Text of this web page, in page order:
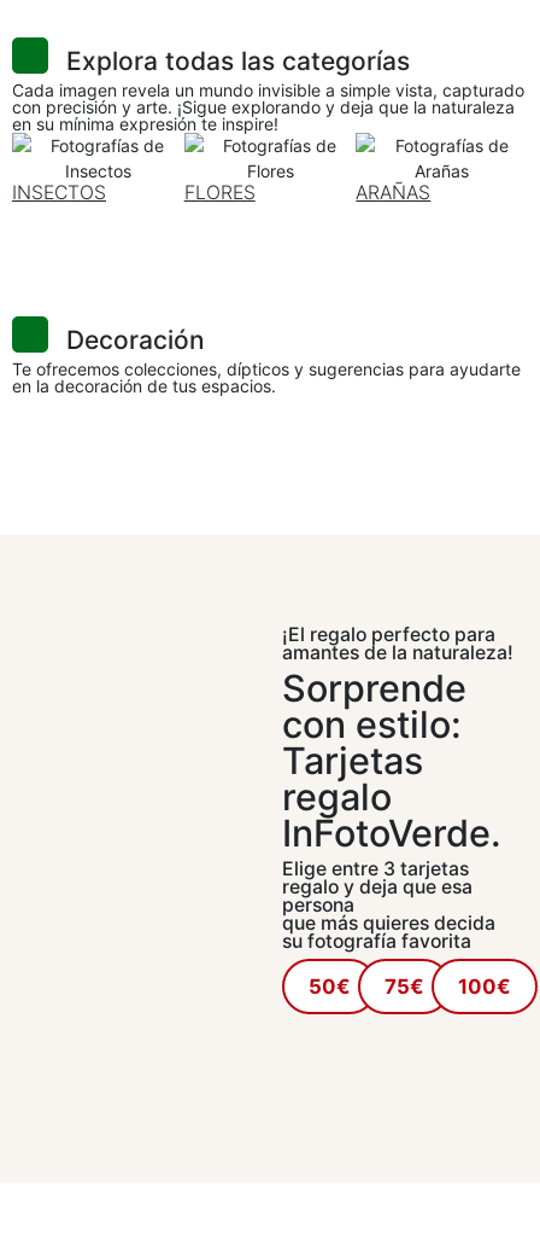
Explora todas las categorías
Cada imagen revela un mundo invisible a simple vista, capturado
con precisión y arte. ¡Sigue explorando y deja que la naturaleza
en su mínima expresión te inspire!
INSECTOS FLORES ARAÑAS
Decoración
Te ofrecemos colecciones, dípticos y sugerencias para ayudarte
en la decoración de tus espacios.
¡El regalo perfecto para
amantes de la naturaleza!
Sorprende
con estilo:
Tarjetas
regalo
InFotoVerde.
Elige entre 3 tarjetas
regalo y deja que esa
persona
que más quieres decida
su fotografía favorita
50€ 75€ 100€